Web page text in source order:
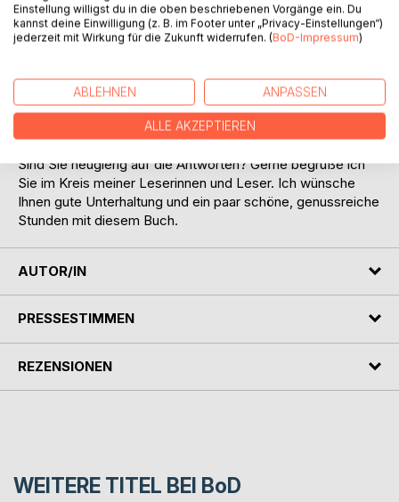
Bekommt die freche ___ wirklich ein paar Klapse auf ihren
Gibt es die echte und die wahre Liebe?
Vom großen Glück zur großen Katastrophe?
Wird ___ den Kampf um Leben und Tod gewinnen?
Sind Sie neugierig auf die Antworten? Gerne begrüße ich
Sie im Kreis meiner Leserinnen und Leser. Ich wünsche
Ihnen gute Unterhaltung und ein paar schöne, genussreiche
Stunden mit diesem Buch.
AUTOR/IN
PRESSESTIMMEN
REZENSIONEN
WEITERE TITEL BEI BoD
Einstellung willigst du in die oben beschriebenen Vorgänge ein. Du
kannst deine Einwilligung (z. B. im Footer unter „Privacy-Einstellungen“)
jederzeit mit Wirkung für die Zukunft widerrufen. (BoD-Impressum)
ABLEHNEN ANPASSEN
ALLE AKZEPTIEREN